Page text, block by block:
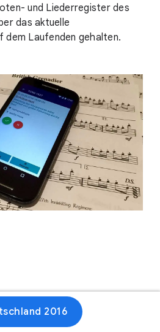
und Liederregister des
das aktuelle
dem Laufenden gehalten.
2016